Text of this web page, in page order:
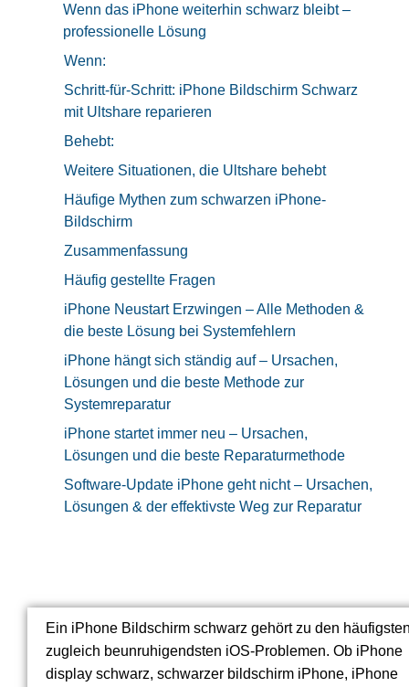
Wenn das iPhone weiterhin schwarz bleibt –
professionelle Lösung
Wenn:
Schritt-für-Schritt: iPhone Bildschirm Schwarz
mit Ultshare reparieren
Behebt:
Weitere Situationen, die Ultshare behebt
Häufige Mythen zum schwarzen iPhone-
Bildschirm
Zusammenfassung
Häufig gestellte Fragen
iPhone Neustart Erzwingen – Alle Methoden &
die beste Lösung bei Systemfehlern
iPhone hängt sich ständig auf – Ursachen,
Lösungen und die beste Methode zur
Systemreparatur
iPhone startet immer neu – Ursachen,
Lösungen und die beste Reparaturmethode
Software-Update iPhone geht nicht – Ursachen,
Lösungen & der effektivste Weg zur Reparatur
Ein iPhone Bildschirm schwarz gehört zu den
zugleich beunruhigendsten iOS-Problemen. Ob iPhone
display schwarz, schwarzer bildschirm iPhone, iPhone